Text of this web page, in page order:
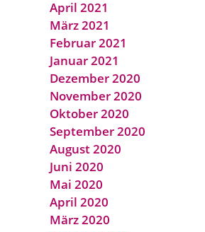
April 2021
März 2021
Februar 2021
Januar 2021
Dezember 2020
November 2020
Oktober 2020
September 2020
August 2020
Juni 2020
Mai 2020
April 2020
März 2020